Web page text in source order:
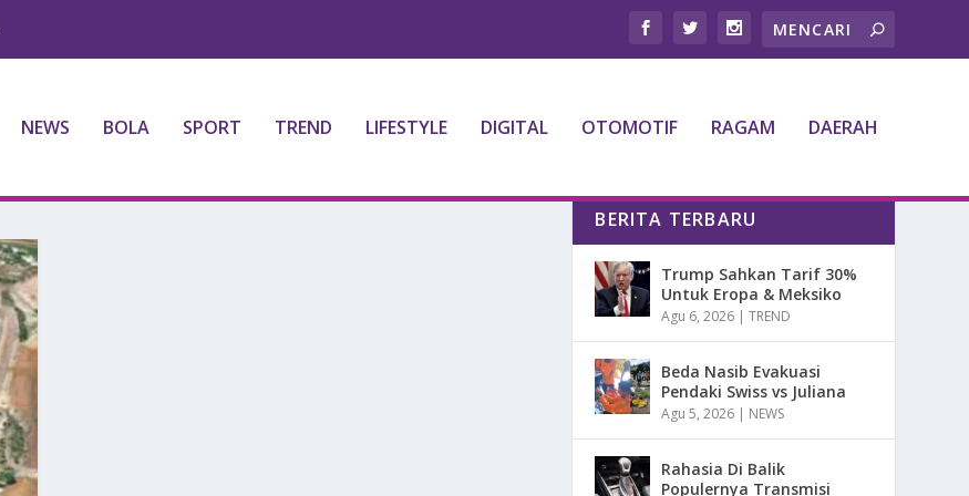
NEWS BOLA SPORT TREND LIFESTYLE DIGITAL OTOMOTIF RAGAM DAERAH
BERITA TERBARU
Trump Sahkan Tarif 30%
Untuk Eropa & Meksiko
Agu 6, 2026 |TREND
Beda Nasib Evakuasi
Pendaki Swiss vs Juliana
Agu 5, 2026 | NEWS
Rahasia Di Balik
Populernya Transmisi